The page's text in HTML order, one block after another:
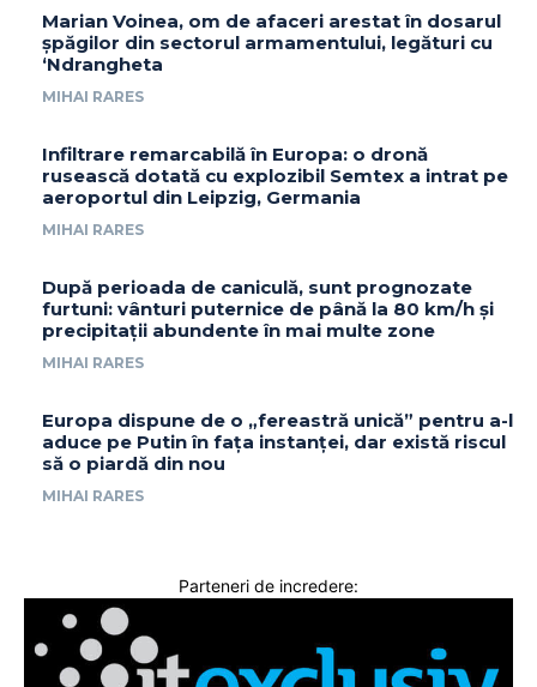
Marian Voinea, om de afaceri arestat în dosarul
șpăgilor din sectorul armamentului, legături cu
‘Ndrangheta
MIHAI RARES
Infiltrare remarcabilă în Europa: o dronă
rusească dotată cu explozibil Semtex a intrat pe
aeroportul din Leipzig, Germania
MIHAI RARES
După perioada de caniculă, sunt prognozate
furtuni: vânturi puternice de până la 80 km/h și
precipitații abundente în mai multe zone
MIHAI RARES
Europa dispune de o „fereastră unică” pentru a-l
aduce pe Putin în fața instanței, dar există riscul
să o piardă din nou
MIHAI RARES
Parteneri de incredere: